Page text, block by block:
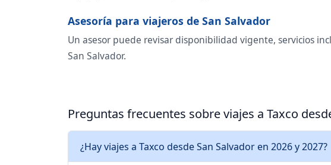
Asesoría para viajeros de San Salvador
Un asesor puede revisar disponibilidad vigente, servicios
San Salvador.
Preguntas frecuentes sobre viajes a Taxco
¿Hay viajes a Taxco desde San Salvador en 2026 y 2027?